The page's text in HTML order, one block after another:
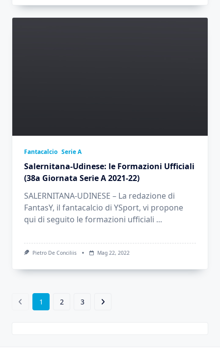
Fantacalcio Serie A
Salernitana-Udinese: le Formazioni Ufficiali
(38a Giornata Serie A 2021-22)
SALERNITANA-UDINESE – La redazione di
FantasY, il fantacalcio di YSport, vi propone
qui di seguito le formazioni ufficiali ...
Pietro De Conciliis Mag 22, 2022
1 2 3